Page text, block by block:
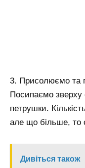
3. Присолюємо та
Посипаємо зверху
петрушки.
але що більше, то
Дивіться також